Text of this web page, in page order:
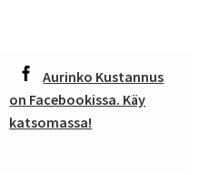
Aurinko Kustannus
on Facebookissa. Käy
katsomassa!